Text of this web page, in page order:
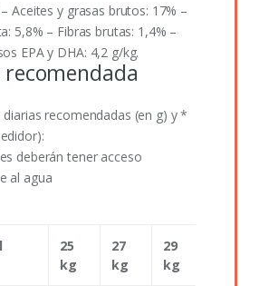
Aceites y grasas brutos: 17% –
5,8% – Fibras brutas: 1,4% –
EPA y DHA: 4,2 g/kg.
recomendada
diarias recomendadas (en g) y *
deberán tener acceso
al agua
25
kg
27
kg
29
kg